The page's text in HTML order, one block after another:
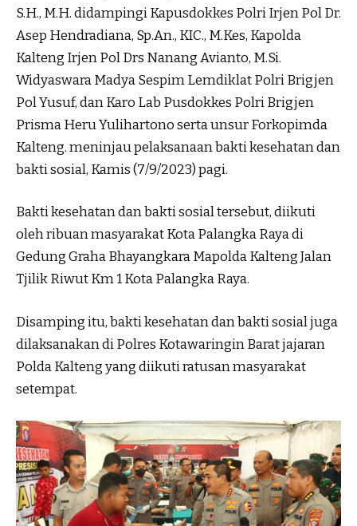
S.H., M.H. didampingi Kapusdokkes Polri Irjen Pol Dr.
Asep Hendradiana, Sp.An., KIC., M.Kes, Kapolda
Kalteng Irjen Pol Drs Nanang Avianto, M.Si.
Widyaswara Madya Sespim Lemdiklat Polri Brigjen
Pol Yusuf, dan Karo Lab Pusdokkes Polri Brigjen
Prisma Heru Yulihartono serta unsur Forkopimda
Kalteng. meninjau pelaksanaan bakti kesehatan dan
bakti sosial, Kamis (7/9/2023) pagi.
Bakti kesehatan dan bakti sosial tersebut, diikuti
oleh ribuan masyarakat Kota Palangka Raya di
Gedung Graha Bhayangkara Mapolda Kalteng Jalan
Tjilik Riwut Km 1 Kota Palangka Raya.
Disamping itu, bakti kesehatan dan bakti sosial juga
dilaksanakan di Polres Kotawaringin Barat jajaran
Polda Kalteng yang diikuti ratusan masyarakat
setempat.